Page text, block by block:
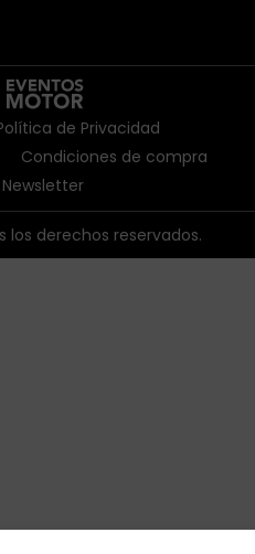
de Privacidad
Condiciones de compra
los derechos reservados.